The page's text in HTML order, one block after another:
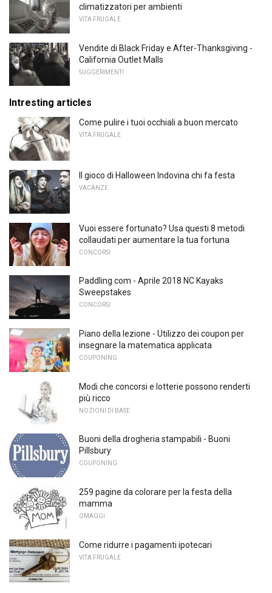
climatizzatori per ambienti
VITA FRUGALE
Vendite di Black Friday e After-Thanksgiving -
California Outlet Malls
SUGGERIMENTI
Intresting articles
Come pulire i tuoi occhiali a buon mercato
VITA FRUGALE
Il gioco di Halloween Indovina chi fa festa
VACANZE
Vuoi essere fortunato? Usa questi 8 metodi
collaudati per aumentare la tua fortuna
CONCORSI
Paddling.com - Aprile 2018 NC Kayaks
Sweepstakes
CONCORSI
Piano della lezione - Utilizzo dei coupon per
insegnare la matematica applicata
COUPONING
Modi che concorsi e lotterie possono renderti
più ricco
NOZIONI DI BASE
Buoni della drogheria stampabili - Buoni
Pillsbury
COUPONING
259 pagine da colorare per la festa della
mamma
OMAGGI
Come ridurre i pagamenti ipotecari
VITA FRUGALE